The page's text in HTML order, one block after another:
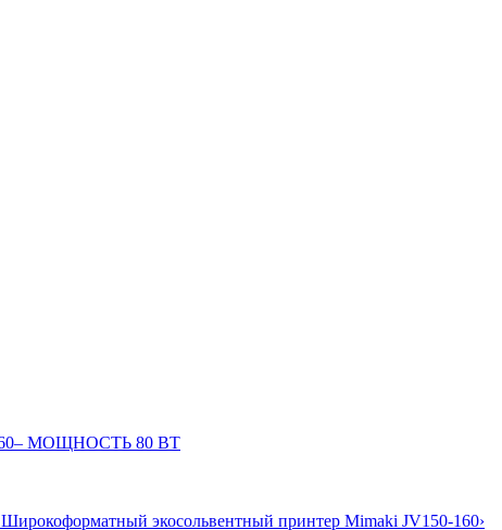
МОЩНОСТЬ 80 ВТ
Широкоформатный экосольвентный принтер Mimaki JV150-160›